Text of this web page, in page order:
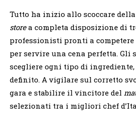
Tutto ha inizio allo scoccare
storea completa disposizione di
professionisti pronti a competere
per servire una cena perfetta. Gli
scegliere ogni tipo di ingrediente,
definito. A vigilare sul corretto
gara e stabilire il vincitore del
selezionati tra i migliori chef